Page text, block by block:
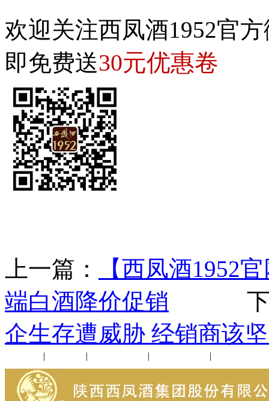
欢迎关注西凤酒1952官
即免费送30元优惠卷
上一篇：
【西凤酒1952
端白酒降价促销 下一
企生存遭威胁 经销商该
| | | |